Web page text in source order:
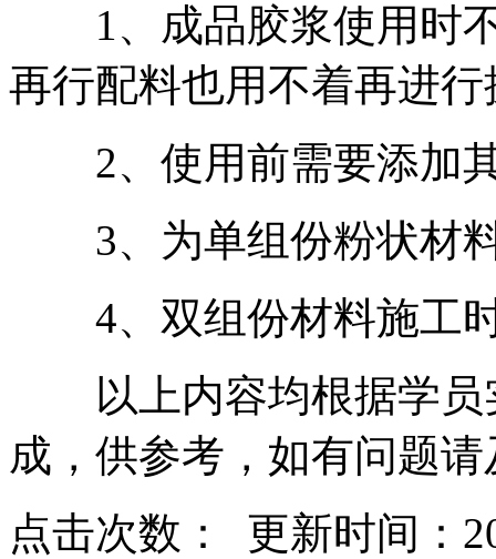
1、成品胶浆使用时不
再行配料也用不着再进行
2、使用前需要添加其
3、为单组份粉状材料
4、双组份材料施工
以上内容均根据学员
成，供参考，如有问题
点击次数：
更新时间：